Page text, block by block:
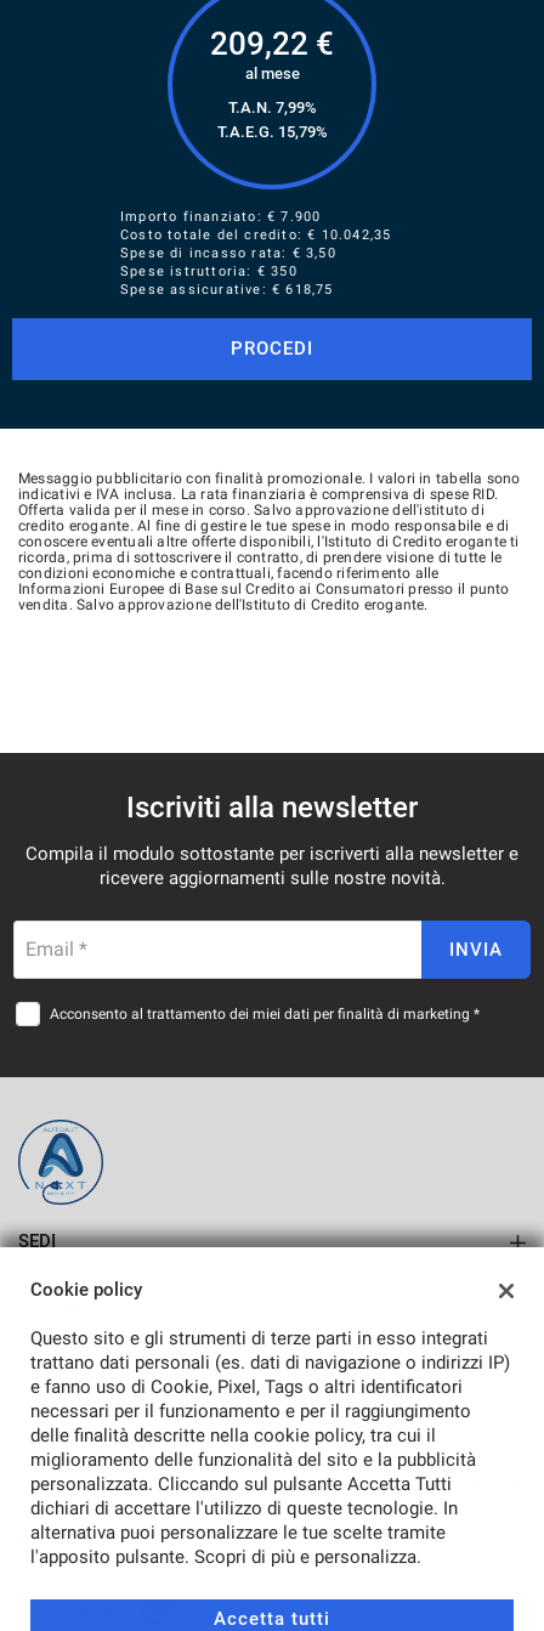
209,22 €
al mese
T.A.N. 7,99%
T.A.E.G. 15,79%
Importo finanziato: €7.900
Costo totale del credito: € 10.042,35
Spese di incasso rata: € 3,50
Spese istruttoria: € 350
Spese assicurative: €618,75
PROCEDI
Messaggio pubblicitario con finalità promozionale. I valori in tabella sono
indicativi e IVA inclusa. La rata finanziaria è comprensiva di spese RID.
Offerta valida per il mese in corso. Salvo approvazione dell'istituto di
credito erogante. Al fine di gestire le tue spese in modo responsabile e di
conoscere eventuali altre offerte disponibili, l'Istituto di Credito erogante ti
ricorda, prima di sottoscrivere il contratto, di prendere visione di tutte le
condizioni economiche e contrattuali, facendo riferimento alle
Informazioni Europee di Base sul Credito ai Consumatori presso il punto
vendita. Salvo approvazione dell'Istituto di Credito erogante.
Iscriviti alla newsletter
Compila il modulo sottostante per iscriverti alla newsletter e
ricevere aggiornamenti sulle nostre novità.
Email * INVIA
Acconsento al trattamento dei miei dati per finalità di marketing *
SEDI
SASSARI
Azienda
TORNA IN CIMA
Copyright © 2026 Auto A Spa - P.IVA 01216200905 -Leggi
l'informativa sulla privacy-Cookie Policy
Cookie policy
Questo sito e gli strumenti di terze parti in esso integrati
trattano dati personali (es. dati di navigazione o indirizzi IP)
e fanno uso di Cookie, Pixel, Tags o altri identificatori
necessari per il funzionamento e per il raggiungimento
delle finalità descritte nella cookie policy, tra cui il
miglioramento delle funzionalità del sito e la pubblicità
personalizzata. Cliccando sul pulsante Accetta Tutti
dichiari di accettare l'utilizzo di queste tecnologie. In
alternativa puoi personalizzare le tue scelte tramite
l'apposito pulsante. Scopri di più e personalizza.
Accetta tutti